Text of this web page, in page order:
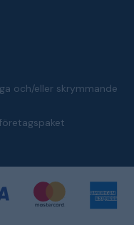
och/eller skrymmande